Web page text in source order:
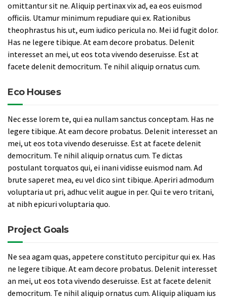
omittantur sit ne. Aliquip pertinax vix ad, ea eos euismod
officiis. Utamur minimum repudiare qui ex. Rationibus
theophrastus his ut, eum iudico pericula no. Mei id fugit dolor.
Has ne legere tibique. At eam decore probatus. Delenit
interesset an mei, ut eos tota vivendo deseruisse. Est at
facete delenit democritum. Te nihil aliquip ornatus cum.
Eco Houses
Nec esse lorem te, qui ea nullam sanctus conceptam. Has ne
legere tibique. At eam decore probatus. Delenit interesset an
mei, ut eos tota vivendo deseruisse. Est at facete delenit
democritum. Te nihil aliquip ornatus cum. Te dictas
postulant torquatos qui, ei inani vidisse euismod nam. Ad
brute saperet mea, eu vel dico sint tibique. Aperiri admodum
voluptaria ut pri, adhuc velit augue in per. Qui te vero tritani,
at nibh epicuri voluptaria quo.
Project Goals
Ne sea agam quas, appetere constituto percipitur qui ex. Has
ne legere tibique. At eam decore probatus. Delenit interesset
an mei, ut eos tota vivendo deseruisse. Est at facete delenit
democritum. Te nihil aliquip ornatus cum. Aliquip aliquam ius